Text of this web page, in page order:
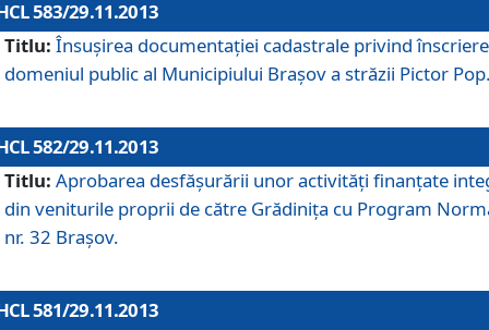
583/29.11.2013
Titlu: Însuşirea documentaţiei cadastrale privind
domeniul public al Municipiului Braşov a străzii Pictor
582/29.11.2013
Titlu: Aprobarea desfăşurării unor activităţi finanţate
din veniturile proprii de către Grădiniţa cu Program
nr. 32 Braşov.
581/29.11.2013